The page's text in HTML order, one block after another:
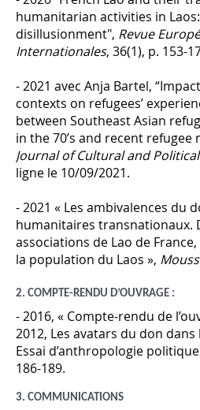
humanitarian activities in
disillusionment", Revue
Internationales, 36(1), p. 153-
- 2021 avec Anja Bartel,
contexts on refugees’
between Southeast Asian
in the 70’s and recent refugee
Journal of Cultural and
ligne le 10/09/2021.
- 2021 « Les ambivalences du
humanitaires transnationaux.
associations de Lao de
la population du Laos »,
2. COMPTE-RENDU D’OUVRAGE :
- 2016, « Compte-rendu de
2012, Les avatars du don
Essai d’anthropologie politique
186-189.
3. COMMUNICATIONS